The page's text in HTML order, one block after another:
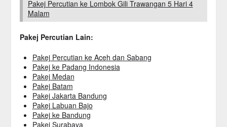
Pakej Percutian ke Lombok Gili Trawangan 5 Hari 4
Malam
Pakej Percutian Lain:
Pakej Percutian ke Aceh dan Sabang
Pakej ke Padang Indonesia
Pakej Medan
Pakej Batam
Pakej Jakarta Bandung
Pakej Labuan Bajo
Pakej ke Bandung
Pakej Surabaya